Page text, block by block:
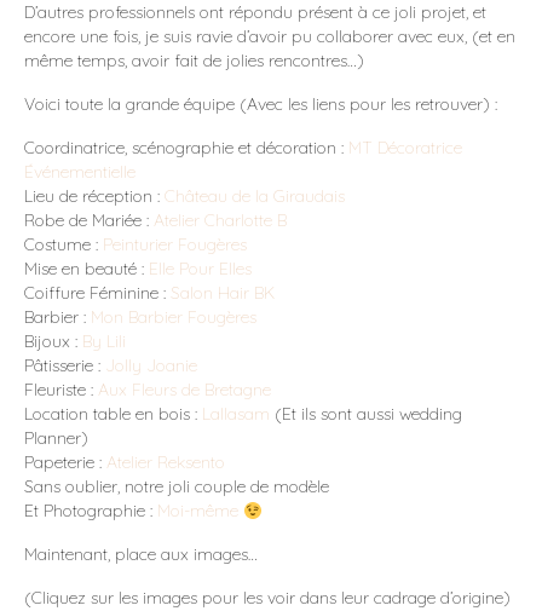
D’autres professionnels ont répondu présent à ce joli projet, et
encore une fois, je suis ravie d’avoir pu collaborer avec eux, (et en
même temps, avoir fait de jolies rencontres…)
Voici toute la grande équipe (Avec les liens pour les retrouver) :
Coordinatrice, scénographie et décoration : MT Décoratrice
Événementielle
Lieu de réception : Château de la Giraudais
Robe de Mariée : Atelier Charlotte B
Costume : Peinturier Fougères
Mise en beauté : Elle Pour Elles
Coiffure Féminine : Salon Hair BK
Barbier : Mon Barbier Fougères
Bijoux : By Lili
Pâtisserie : Jolly Joanie
Fleuriste : Aux Fleurs de Bretagne
Location table en bois : Lallasam (Et ils sont aussi wedding
Planner)
Papeterie : Atelier Reksento
Sans oublier, notre joli couple de modèle
Et Photographie : Moi-même
Maintenant, place aux images…
(Cliquez sur les images pour les voir dans leur cadrage d’origine)